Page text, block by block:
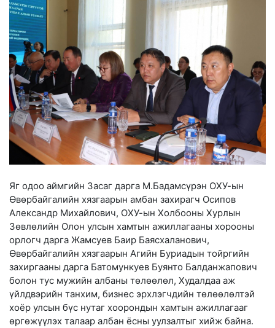
Яг одоо аймгийн Засаг дарга М.Бадамсүрэн ОХУ-ын
Өвөрбайгалийн хязгаарын амбан захирагч Осипов
Александр Михайлович, ОХУ-ын Холбооны Хурлын
Зөвлөлийн Олон улсын хамтын ажиллагааны хорооны
орлогч дарга Жамсуев Баир Баясхаланович,
Өвөрбайгалийн хязгаарын Агийн Буриадын тойргийн
захиргааны дарга Батомункуев Буянто Балданжапович
болон тус мужийн албаны төлөөлөл, Худалдаа аж
үйлдвэрийн танхим, бизнес эрхлэгчдийн төлөөлөлтэй
хоёр улсын бүс нутаг хоорондын хамтын ажиллагааг
өргөжүүлэх талаар албан ёсны уулзалтыг хийж байна.